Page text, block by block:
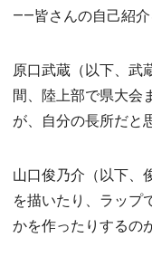
――皆さんの自己紹介
原口武蔵（以下、武
間、陸上部で県大会
が、自分の長所だと
山口俊乃介（以下、
を描いたり、ラップ
かを作ったりするの